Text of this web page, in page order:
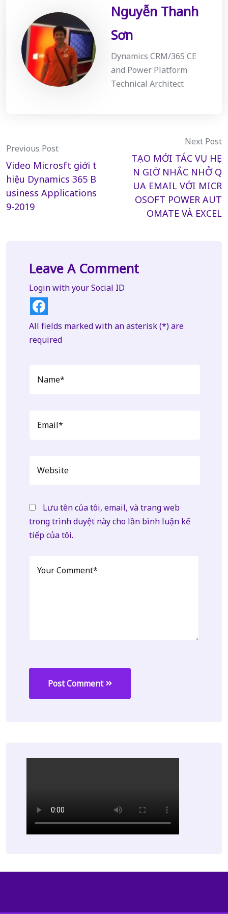
Nguyễn Thanh
Sơn
Dynamics CRM/365 CE
and Power Platform
Technical Architect
Post
navigation
Previous Post
Video Microsft giới t
hiệu Dynamics 365 B
usiness Applications
9-2019
Next Post
TẠO MỚI TÁC VỤ HẸ
N GIỜ NHẮC NHỞ Q
UA EMAIL VỚI MICR
OSOFT POWER AUT
OMATE VÀ EXCEL
Leave A Comment
Login with your Social ID
All fields marked with an asterisk (*) are
required
Lưu tên của tôi, email, và trang web
trong trình duyệt này cho lần bình luận kế
tiếp của tôi.
Post Comment